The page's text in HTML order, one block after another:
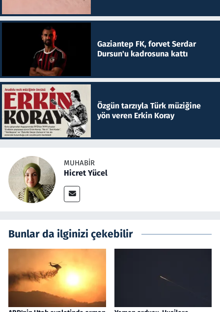
Gaziantep FK, forvet Serdar
Dursun'u kadrosuna kattı
Özgün tarzıyla Türk müziğine
yön veren Erkin Koray
MUHABIR
Hicret Yücel
Bunlar da ilginizi çekebilir